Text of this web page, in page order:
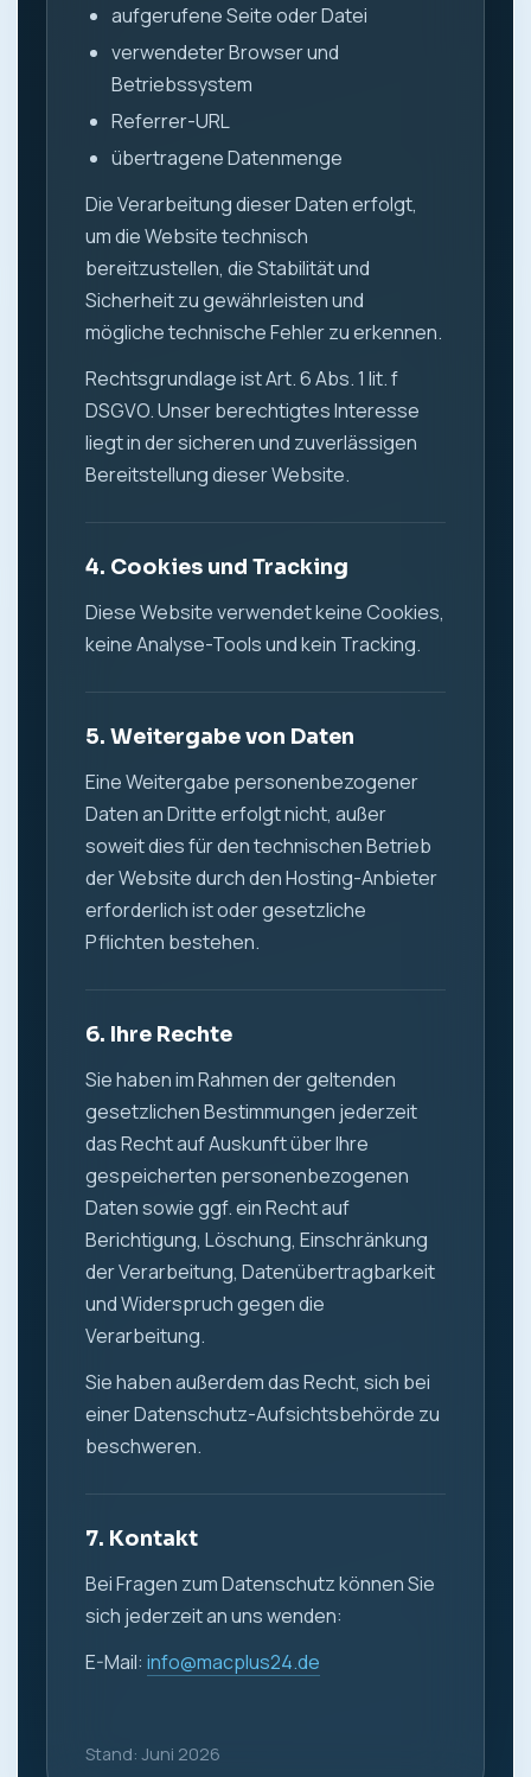
aufgerufene Seite oder Datei
verwendeter Browser und
Betriebssystem
Referrer-URL
übertragene Datenmenge
Die Verarbeitung dieser Daten erfolgt,
um die Website technisch
bereitzustellen, die Stabilität und
Sicherheit zu gewährleisten und
mögliche technische Fehler zu erkennen.
Rechtsgrundlage ist Art. 6 Abs. 1 lit. f
DSGVO. Unser berechtigtes Interesse
liegt in der sicheren und zuverlässigen
Bereitstellung dieser Website.
4. Cookies und Tracking
Diese Website verwendet keine Cookies,
keine Analyse-Tools und kein Tracking.
5. Weitergabe von Daten
Eine Weitergabe personenbezogener
Daten an Dritte erfolgt nicht, außer
soweit dies für den technischen Betrieb
der Website durch den Hosting-Anbieter
erforderlich ist oder gesetzliche
Pflichten bestehen.
6. Ihre Rechte
Sie haben im Rahmen der geltenden
gesetzlichen Bestimmungen jederzeit
das Recht auf Auskunft über Ihre
gespeicherten personenbezogenen
Daten sowie ggf. ein Recht auf
Berichtigung, Löschung, Einschränkung
der Verarbeitung, Datenübertragbarkeit
und Widerspruch gegen die
Verarbeitung.
Sie haben außerdem das Recht, sich bei
einer Datenschutz-Aufsichtsbehörde zu
beschweren.
7. Kontakt
Bei Fragen zum Datenschutz können Sie
sich jederzeit an uns wenden:
E-Mail: info@macplus24.de
Stand: Juni 2026